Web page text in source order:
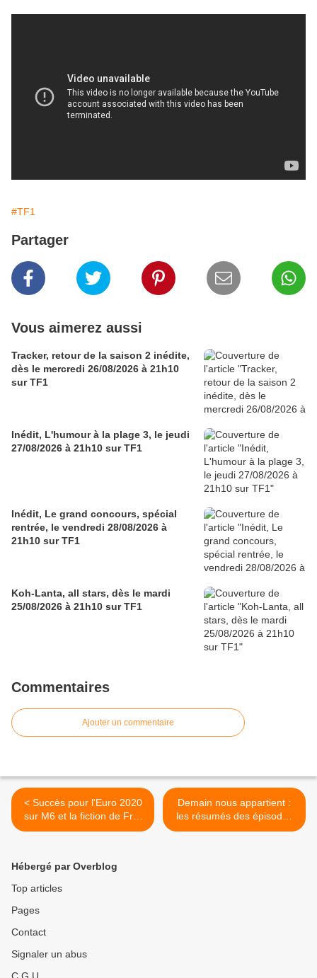
#TF1
Partager
Vous aimerez aussi
Tracker, retour de la saison 2 inédite,
dès le mercredi 26/08/2026 à 21h10
sur TF1
Inédit, L'humour à la plage 3, le jeudi
27/08/2026 à 21h10 sur TF1
Inédit, Le grand concours, spécial
rentrée, le vendredi 28/08/2026 à
21h10 sur TF1
Koh-Lanta, all stars, dès le mardi
25/08/2026 à 21h10 sur TF1
Commentaires
Ajouter un commentaire
< Succès pour l'Euro 2020
sur M6 et la fiction de Fr3.
Fort Boyard déçoit. Gros
26/06/21
Demain nous appartient :
les résumés des épisodes
du 28/06 au 02/07/21 à
Hébergé par Overblog
Top articles
Pages
Contact
Signaler un abus